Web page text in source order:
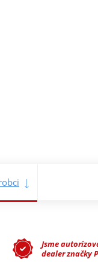
Jsme
dealer značky